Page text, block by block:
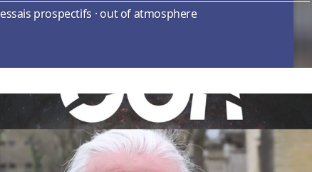
essais prospectifs · out of atmosphere